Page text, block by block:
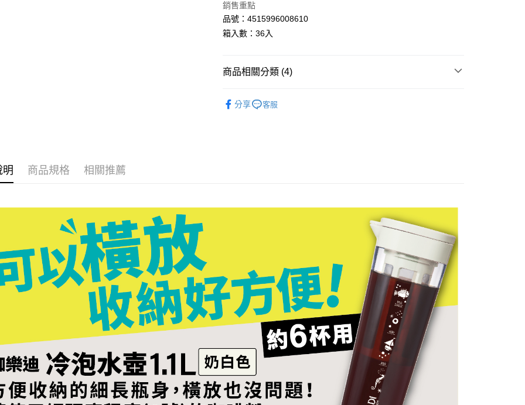
便利好安心！
１．簡單：不需註冊會員、不需綁卡、不需儲值。
２．便利：只要手機號碼，簡訊認證，即可結帳。
３．安心：先確認商品／服務後，再付款。
１．於結帳方式選擇「AFTEE先享後付」後，將跳轉至「AFTEE先享後
３．收到繳費通知簡訊後14天內，點擊此簡訊中的連結，可透過四大超商
／ATM／網路銀行／等多元方式進行付款，方視為交易完成。
１．透過由恩沛科技股份有限公司提供之「AFTEE先享後付」服務完成之
交易，需依本服務之必要範圍內提供個人資料，並將交易相關給付款項請
２．關於個人資料處理事宜，請瀏覽以下網址：
３．未成年的使用者請事先徵得法定代理人或監護人之同意方可使用
「AFTEE先享後付」，若未經同意申辦者引起之損失，本公司不負相關責
任。
４．使用「AFTEE先享後付」時，將依據個別帳號之用戶狀況，依本公司
即時審查核予不同之上限額度；若仍有額度不足之情形，本公司將視審查
結果請求用戶進行身份認證。
５．嚴禁一人註冊多個帳號或使用他人資訊註冊。若發現惡意使用之情
形，恩沛科技股份有限公司將有權停止該用戶之使用額度並採取法律行
運送方式
宅配
銷售重點
品號：4515996008610
箱入數：36入
商品相關分類 (4)
分享 客服
明 商品規格 相關推薦